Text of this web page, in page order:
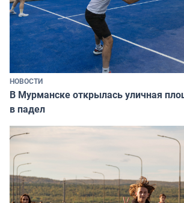
НОВОСТИ
В Мурманске открылась уличная
в падел